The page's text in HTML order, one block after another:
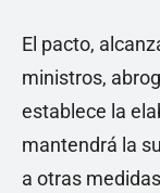
El pacto,
ministros,
establece la
mantendrá la
a otras